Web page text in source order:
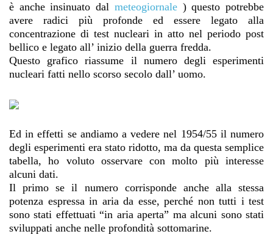
è anche insinuato dal meteogiornale) questo potrebbe
avere radici più profonde ed essere legato alla
concentrazione di test nucleari in atto nel periodo post
bellico e legato all’ inizio della guerra fredda.
Questo grafico riassume il numero degli esperimenti
nucleari fatti nello scorso secolo dall’ uomo.
Ed in effetti se andiamo a vedere nel 1954/55 il numero
degli esperimenti era stato ridotto, ma da questa semplice
tabella, ho voluto osservare con molto più interesse
alcuni dati.
Il primo se il numero corrisponde anche alla stessa
potenza espressa in aria da esse, perché non tutti i test
sono stati effettuati “in aria aperta” ma alcuni sono stati
sviluppati anche nelle profondità sottomarine.